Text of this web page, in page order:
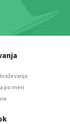
po meri